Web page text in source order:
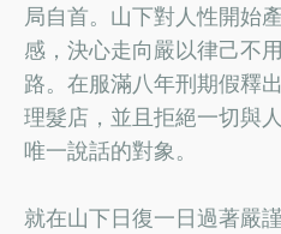
局自首。山下對人性開始
感，決心走向嚴以律己不
路。在服滿八年刑期假釋
理髮店，並且拒絕一切與
唯一說話的對象。
就在山下日復一日過著嚴